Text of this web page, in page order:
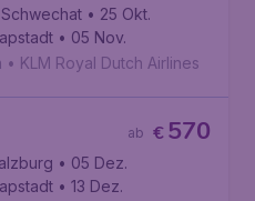
• 25 Okt.
• 05 Nov.
• KLM Royal Dutch Airlines
€570
ab
• 05 Dez.
• 13 Dez.